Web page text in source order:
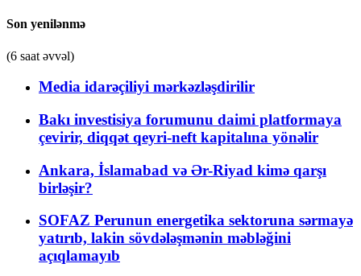
Son yenilənmə
(6 saat əvvəl)
Media idarəçiliyi mərkəzləşdirilir
Bakı investisiya forumunu daimi platformaya
çevirir, diqqət qeyri-neft kapitalına yönəlir
Ankara, İslamabad və Ər-Riyad kimə qarşı
birləşir?
SOFAZ Perunun energetika sektoruna sərmayə
yatırıb, lakin sövdələşmənin məbləğini
açıqlamayıb